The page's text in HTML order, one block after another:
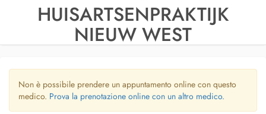
HUISARTSENPRAKTIJK
NIEUW WEST
Non è possibile prendere un appuntamento online con questo
medico. Prova la prenotazione online con un altro medico.